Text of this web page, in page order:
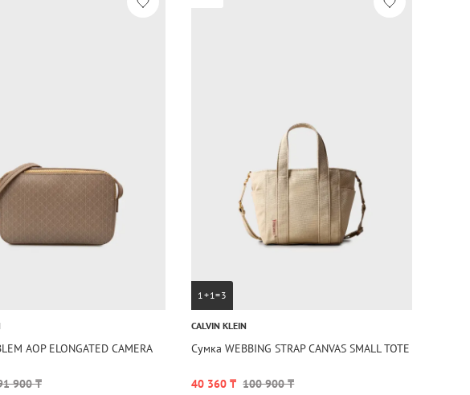
AOP ELONGATED CAMERA
900 ₸
1+1=3
CALVIN KLEIN
Сумка WEBBING STRAP CANVAS SMALL TOTE
40 360 ₸ 100 900 ₸